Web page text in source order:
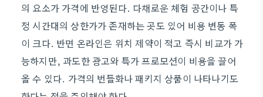
의 요소가 가격에 반영된다. 다채로운 체험 공간이나 특
정 시간대의 상한가가 존재하는 곳도 있어 비용 변동 폭
이 크다. 반면 온라인은 위치 제약이 적고 즉시 비교가 가
능하지만, 과도한 광고와 특가 프로모션이 비용을 끌어
올 수 있다. 가격의 번들화나 패키지 상품이 나타나기도